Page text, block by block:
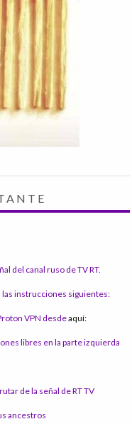
del canal ruso de TV RT.
las instrucciones siguientes:
VPN desdeaquí:
libres en la parte izquierda
de la señal de RT TV
ancestros